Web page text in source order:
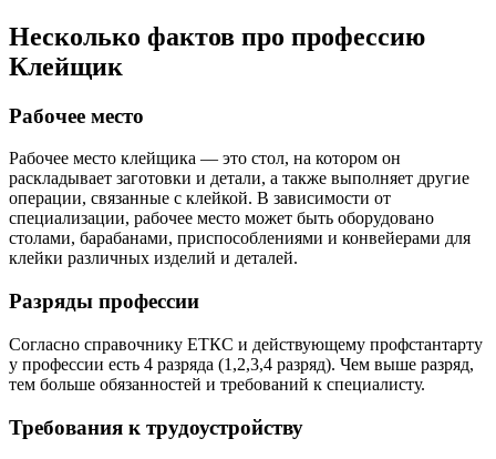
Несколько фактов про профессию
Клейщик
Рабочее место
Рабочее место клейщика — это стол, на котором он
раскладывает заготовки и детали, а также выполняет другие
операции, связанные с клейкой. В зависимости от
специализации, рабочее место может быть оборудовано
столами, барабанами, приспособлениями и конвейерами для
клейки различных изделий и деталей.
Разряды профессии
Согласно справочнику ЕТКС и действующему профстантарту
у профессии есть 4 разряда (1,2,3,4 разряд). Чем выше разряд,
тем больше обязанностей и требований к специалисту.
Требования к трудоустройству